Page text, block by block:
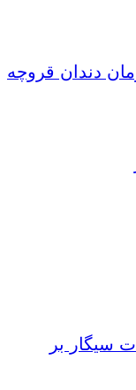
دندان قروچه
سیگار بر